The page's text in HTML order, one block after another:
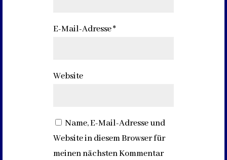
E-Mail-Adresse*
Website
Name, E-Mail-Adresse und
Website in diesem Browser für
meinen nächsten Kommentar